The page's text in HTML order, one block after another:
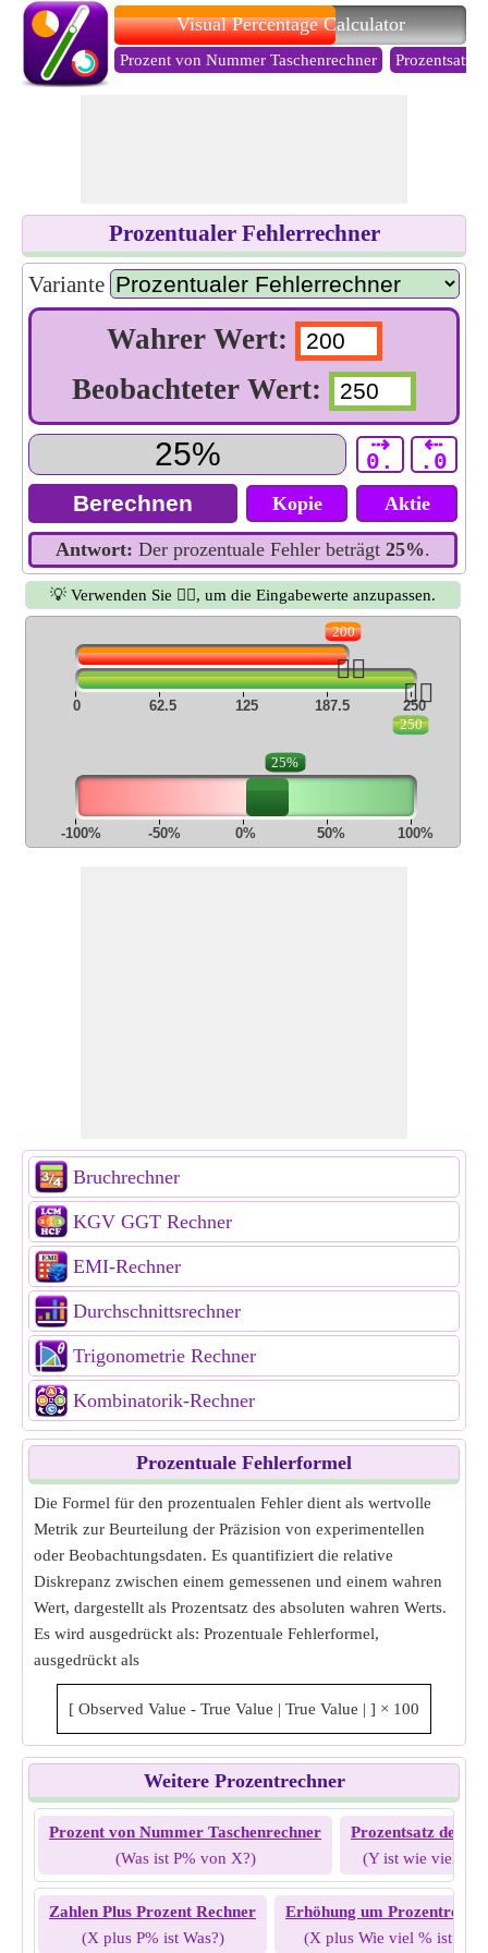
Visual Percentage Calculator
Prozent von Nummer Taschenrechner Prozentsatz
Prozentualer Fehlerrechner
Variante
Wahrer Wert:
Beobachteter Wert:
⇢
0.
⇠
.0
Kopie Aktie
Antwort: Der prozentuale Fehler beträgt 25%.
💡 Verwenden Sie 👆🏻, um die Eingabewerte anzupassen.
200
👆🏻
👆🏻
250
0 62.5 125 187.5 250
25%
-100% -50% 0% 50% 100%
Bruchrechner
KGV GGT Rechner
EMI-Rechner
Durchschnittsrechner
Trigonometrie Rechner
Kombinatorik-Rechner
Prozentuale Fehlerformel
Die Formel für den prozentualen Fehler dient als wertvolle
Metrik zur Beurteilung der Präzision von experimentellen
oder Beobachtungsdaten. Es quantifiziert die relative
Diskrepanz zwischen einem gemessenen und einem wahren
Wert, dargestellt als Prozentsatz des absoluten wahren Werts.
Es wird ausgedrückt als: Prozentuale Fehlerformel,
ausgedrückt als
[ Observed Value - True Value | True Value | ] × 100
Weitere Prozentrechner
Prozent von Nummer Taschenrechner
(Was ist P% von X?)
Prozentsatz des
(Y ist wie viel
Zahlen Plus Prozent Rechner
(X plus P% ist Was?)
Erhöhung um
(X plus Wie viel % ist Y?)